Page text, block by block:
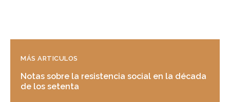
MÁS ARTICULOS
Notas sobre la resistencia social en la década
de los setenta